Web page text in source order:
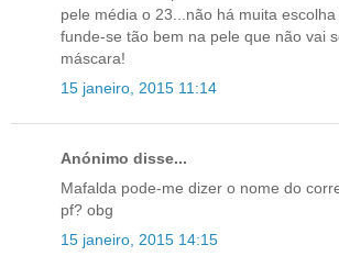
pele média o 23...não há muita
funde-se tão bem na pele que não vai
máscara!
15 janeiro, 2015 11:14
Anónimo disse...
Mafalda pode-me dizer o nome do
pf? obg
15 janeiro, 2015 14:15